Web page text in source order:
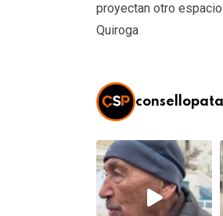
proyectan otro
Quiroga